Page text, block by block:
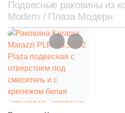
Подвесные раковины из
Modern / Плаза Модерн